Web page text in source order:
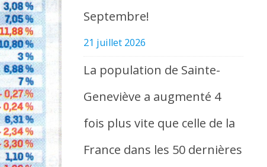
Septembre!
21 juillet 2026
La population de Sainte-
Geneviève a augmenté 4
fois plus vite que celle de la
France dans les 50 dernières